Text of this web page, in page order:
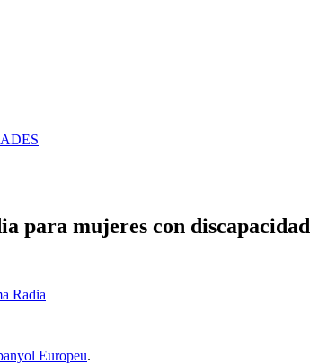
para mujeres con discapacidad
Radia
Europeu.